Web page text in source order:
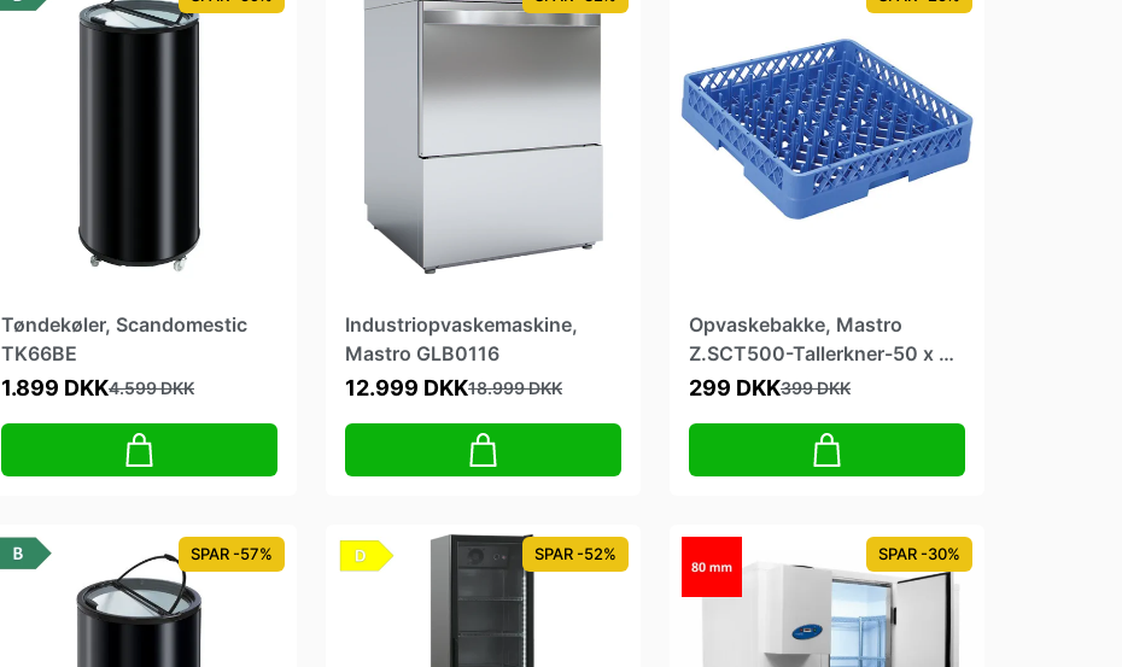
Tøndekøler, Scandomestic
TK66BE
1.899 DKK4.599 DKK
Industriopvaskemaskine,
Mastro GLB0116
12.999 DKK18.999 DKK
Opvaskebakke, Mastro
Z.SCT500-Tallerkner-50 x 50
cm
299 DKK399 DKK
SPAR -57% SPAR -52% SPAR -30%